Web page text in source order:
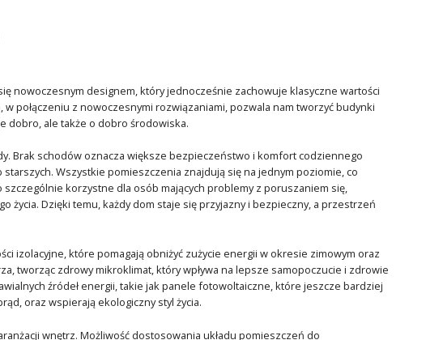
nowoczesnym designem, który jednocześnie zachowuje klasyczne wartości
połączeniu z nowoczesnymi rozwiązaniami, pozwala nam tworzyć budynki
dobro, ale także o dobro środowiska.
Brak schodów oznacza większe bezpieczeństwo i komfort codziennego
Wszystkie pomieszczenia znajdują się na jednym poziomie, co
korzystne dla osób mających problemy z poruszaniem się,
Dzięki temu, każdy dom staje się przyjazny i bezpieczny, a przestrzeń
izolacyjne, które pomagają obniżyć zużycie energii w okresie zimowym oraz
tworząc zdrowy mikroklimat, który wpływa na lepsze samopoczucie i zdrowie
źródeł energii, takie jak panele fotowoltaiczne, które jeszcze bardziej
oraz wspierają ekologiczny styl życia.
wnętrz. Możliwość dostosowania układu pomieszczeń do